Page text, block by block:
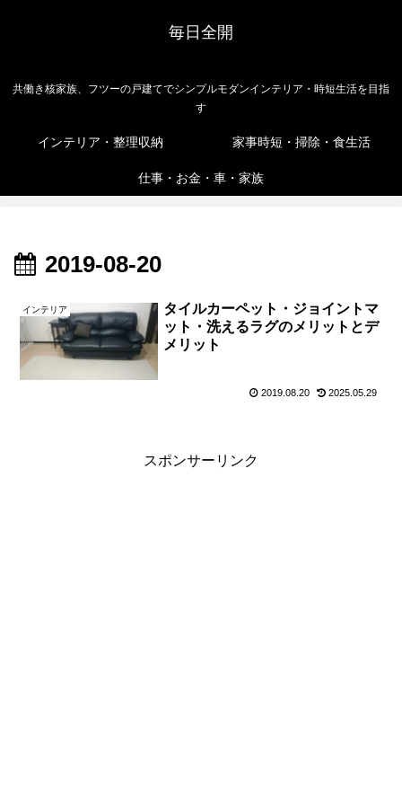
毎日全開
共働き核家族、フツーの戸建てでシンプルモダンインテリア・時短生活を目指
す
インテリア・整理収納 家事時短・掃除・食生活
仕事・お金・車・家族
2019-08-20
インテリア
タイルカーペット・ジョイントマ
ット・洗えるラグのメリットとデ
メリット
2019.08.20 2025.05.29
スポンサーリンク